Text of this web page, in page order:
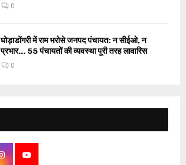
0
घोड़ाडोंगरी में राम भरोसे जनपद पंचायत: न सीईओ, न
प्रभार… 55 पंचायतों की व्यवस्था पूरी तरह लावारिस
0